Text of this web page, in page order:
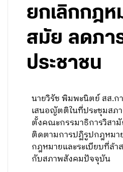
ยกเลิกกฎห
สมัย ลดภา
ประชาชน
นายวิรัช พิมพะนิตย์ สส.ก
เสนอญัตติในที่ประชุมสภ
ตั้งคณะกรรมาธิการวิสา
ติดตามการปฏิรูปกฎหมา
กฎหมายและระเบียบที่ล้
กับสภาพสังคมปัจจุบัน